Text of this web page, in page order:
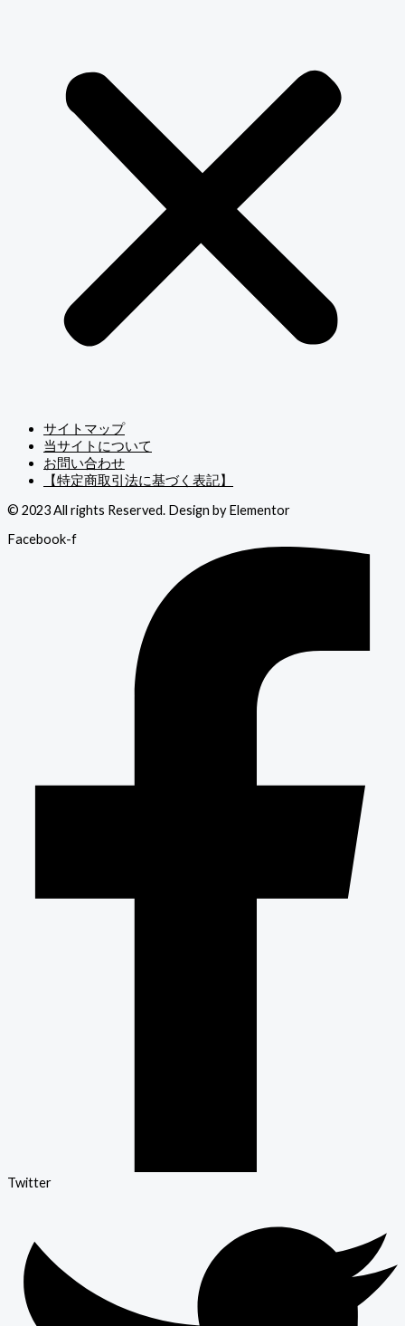
サイトマップ
当サイトについて
お問い合わせ
【特定商取引法に基づく表記】
© 2023 All rights Reserved. Design by Elementor
Facebook-f
Twitter